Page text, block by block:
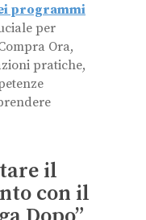
programmi
per
Ora,
pratiche,
il
con il